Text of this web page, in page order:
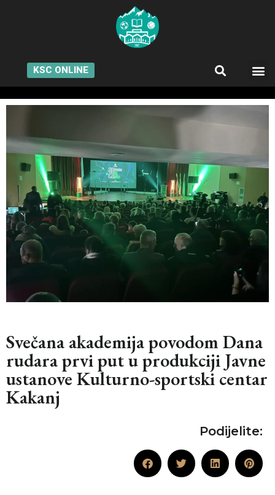
KSC ONLINE
Svečana akademija povodom Dana
rudara prvi put u produkciji Javne
ustanove Kulturno-sportski centar
Kakanj
Podijelite: